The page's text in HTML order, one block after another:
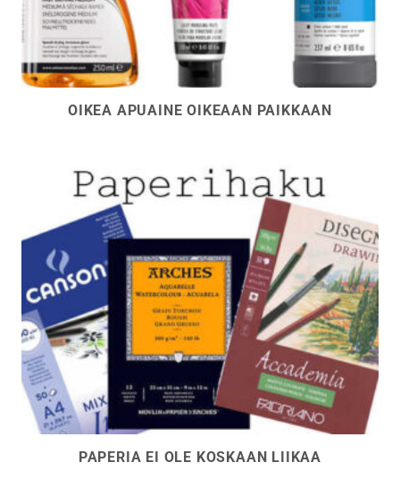
OIKEA APUAINE OIKEAAN PAIKKAAN
PAPERIA EI OLE KOSKAAN LIIKAA